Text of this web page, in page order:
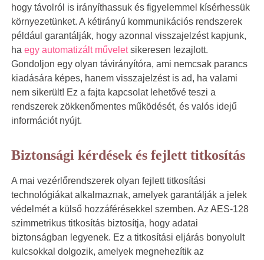
hogy távolról is irányíthassuk és figyelemmel kísérhessük
környezetünket. A kétirányú kommunikációs rendszerek
például garantálják, hogy azonnal visszajelzést kapjunk,
ha egy automatizált műveletsikeresen lezajlott.
Gondoljon egy olyan távirányítóra, ami nemcsak parancs
kiadására képes, hanem visszajelzést is ad, ha valami
nem sikerült! Ez a fajta kapcsolat lehetővé teszi a
rendszerek zökkenőmentes működését, és valós idejű
információt nyújt.
Biztonsági kérdések és fejlett titkosítás
A mai vezérlőrendszerek olyan fejlett titkosítási
technológiákat alkalmaznak, amelyek garantálják a jelek
védelmét a külső hozzáférésekkel szemben. Az AES-128
szimmetrikus titkosítás biztosítja, hogy adatai
biztonságban legyenek. Ez a titkosítási eljárás bonyolult
kulcsokkal dolgozik, amelyek megnehezítik az